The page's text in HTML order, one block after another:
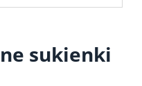
sukienki